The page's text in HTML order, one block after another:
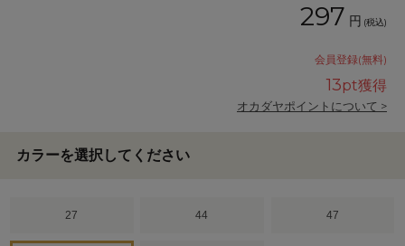
297 円 (税込)
会員登録(無料)
13pt獲得
オカダヤポイントについて >
カラーを選択してください
27 44 47